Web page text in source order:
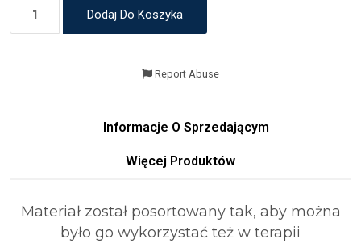
Dodaj Do Koszyka
Report Abuse
Informacje O Sprzedającym
Więcej Produktów
Materiał został posortowany tak, aby można
było go wykorzystać też w terapii